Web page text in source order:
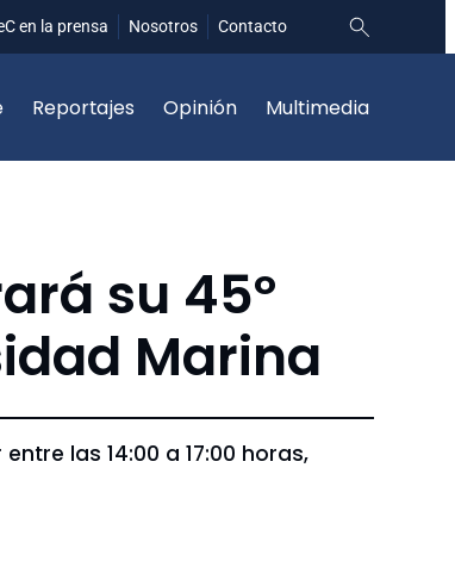
en la prensa Nosotros Contacto
Reportajes Opinión Multimedia
su 45º
Marina
las 14:00 a 17:00 horas,